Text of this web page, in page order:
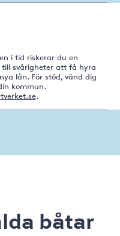
i tid riskerar du en
svårigheter att få hyra
lån. För stöd, vänd dig
kommun.
.
båtar